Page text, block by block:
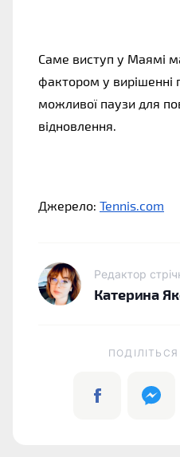
Саме виступ у Маямі
фактором у вирішенні
можливої паузи для
відновлення.
Джерело: Tennis.com
Редактор
Катерина